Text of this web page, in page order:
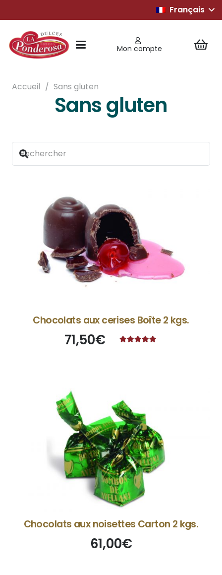
Français
Mon compte
Accueil / Sans gluten
Sans gluten
Chocolats aux cerises Boîte 2 kgs.
71,50€
Chocolats aux noisettes Carton 2 kgs.
61,00€